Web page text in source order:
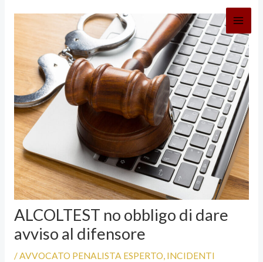
ALCOLTEST no obbligo di dare
avviso al difensore
/AVVOCATO PENALISTA ESPERTO, INCIDENTI